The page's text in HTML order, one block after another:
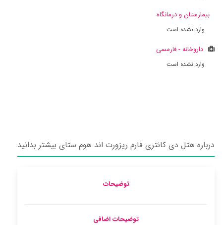
بیمارستان و درمانگاه
وارد نشده است
داروخانه - فارمسی
وارد نشده است
درباره هتل دی کانتری فارم ریزورت اند هوم ستای بیشتر بدانید
توضیحات
توضیحات اضافی